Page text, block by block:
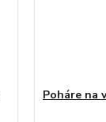
Poháre na